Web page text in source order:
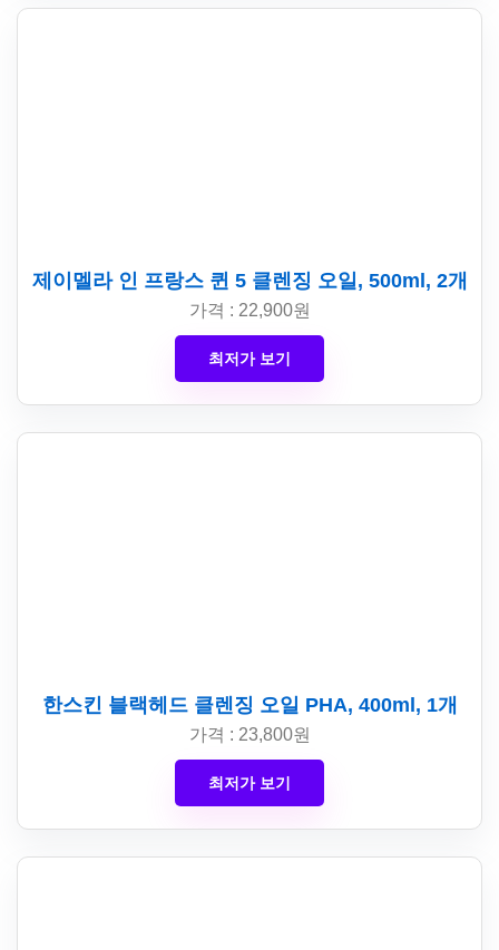
제이멜라 인 프랑스 퀸 5 클렌징 오일, 500ml, 2개
가격 : 22,900원
최저가 보기
한스킨 블랙헤드 클렌징 오일 PHA, 400ml, 1개
가격 : 23,800원
최저가 보기